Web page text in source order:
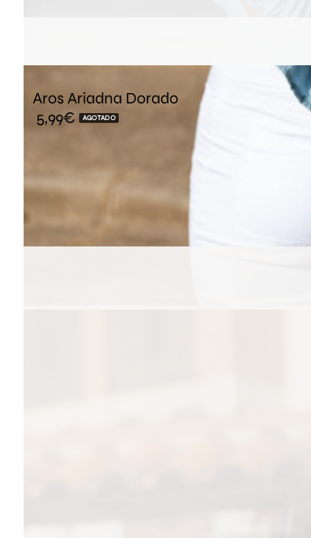
Aros Ariadna Dorado
5,99€ AGOTADO
Te puede gustar